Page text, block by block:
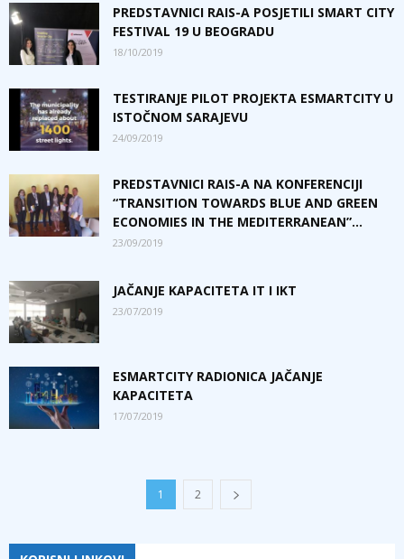
PREDSTAVNICI RAIS-A POSJETILI SMART CITY
FESTIVAL 19 U BEOGRADU
18/10/2019
TESTIRANJE PILOT PROJEKTA ESMARTCITY U
ISTOČNOM SARAJEVU
24/09/2019
PREDSTAVNICI RAIS-A NA KONFERENCIJI
“TRANSITION TOWARDS BLUE AND GREEN
ECONOMIES IN THE MEDITERRANEAN”...
23/09/2019
JAČANJE KAPACITETA IT I IKT
23/07/2019
ESMARTCITY RADIONICA JAČANJE
KAPACITETA
17/07/2019
1 2